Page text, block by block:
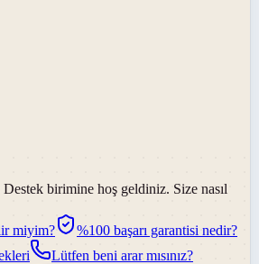
birimine hoş geldiniz. Size nasıl
miyim?
%100 başarı garantisi nedir?
Lütfen beni arar mısınız?